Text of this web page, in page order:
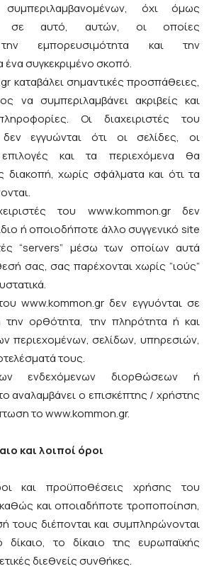
συμπεριλαμβανομένων, όχι όμως
σε αυτό, αυτών, οι οποίες
την εμπορευσιμότητα και την
ένα συγκεκριμένο σκοπό.
καταβάλει σημαντικές προσπάθειες,
να συμπεριλαμβάνει ακριβείς και
Οι διαχειριστές του
εγγυώνται ότι οι σελίδες, οι
και τα περιεχόμενα θα
διακοπή, χωρίς σφάλματα και ότι τα
του www.kommon.gr δεν
ή οποιοδήποτε άλλο συγγενικό site
“servers” μέσω των οποίων αυτά
σας, σας παρέχονται χωρίς “ιούς”
www.kommon.gr δεν εγγυόνται σε
την ορθότητα, την πληρότητα ή και
περιεχομένων, σελίδων, υπηρεσιών,
τους.
ενδεχόμενων διορθώσεων ή
αναλαμβάνει ο επισκέπτης / χρήστης
το www.kommon.gr.
και λοιποί όροι
και προϋποθέσεις χρήσης του
και οποιαδήποτε τροποποίηση,
τους διέπονται και συμπληρώνονται
δίκαιο, το δίκαιο της ευρωπαϊκής
διεθνείς συνθήκες.